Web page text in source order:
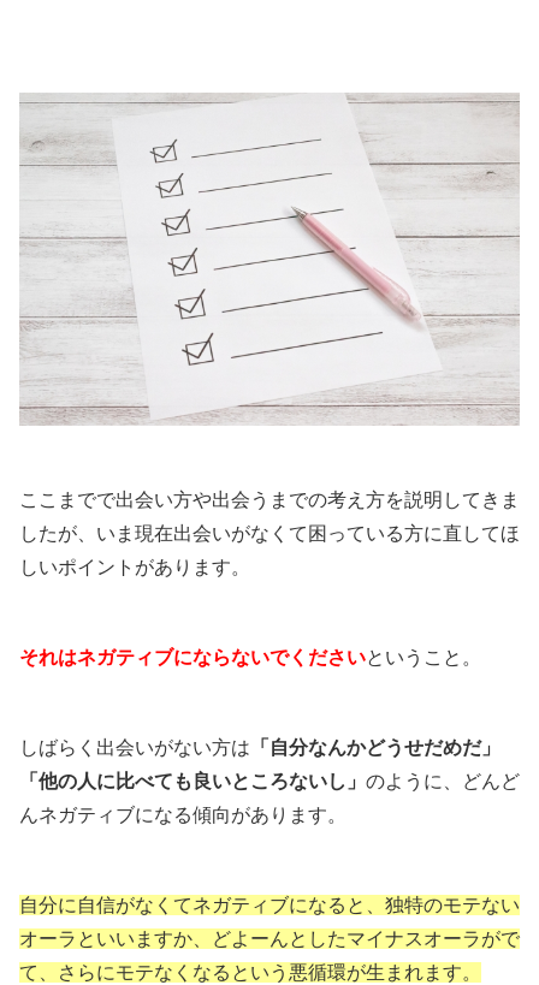
ここまでで出会い方や出会うまでの考え方を説明してきま
したが、いま現在出会いがなくて困っている方に直してほ
しいポイントがあります。
それはネガティブにならないでくださいということ。
しばらく出会いがない方は 「自分なんかどうせだめだ」
「他の人に比べても良いところないし」 のように、どんど
んネガティブになる傾向があります。
自分に自信がなくてネガティブになると、独特のモテない
オーラといいますか、どよーんとしたマイナスオーラがで
て、さらにモテなくなるという悪循環が生まれます。